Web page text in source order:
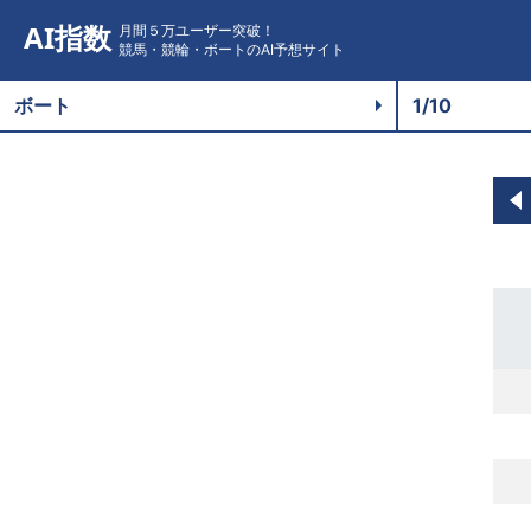
AI指数 月間５万ユーザー突破！
競馬・競輪・ボートのAI予想サイト